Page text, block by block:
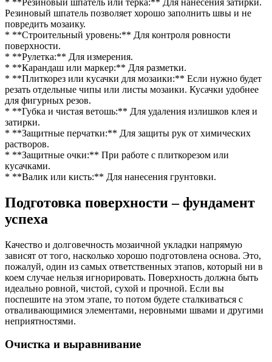
Резиновый шпатель позволяет хорошо заполнить швы и не
повредить мозаику.
* **Строительный уровень:** Для контроля ровности
поверхности.
* **Рулетка:** Для измерения.
* **Карандаш или маркер:** Для разметки.
* **Плиткорез или кусачки для мозаики:** Если нужно будет
резать отдельные чипы или листы мозаики. Кусачки удобнее
для фигурных резов.
* **Губка и чистая ветошь:** Для удаления излишков клея и
затирки.
* **Защитные перчатки:** Для защиты рук от химических
растворов.
* **Защитные очки:** При работе с плиткорезом или
кусачками.
* **Валик или кисть:** Для нанесения грунтовки.
Подготовка поверхности – фундамент
успеха
Качество и долговечность мозаичной укладки напрямую
зависят от того, насколько хорошо подготовлена основа. Это,
пожалуй, один из самых ответственных этапов, который ни в
коем случае нельзя игнорировать. Поверхность должна быть
идеально ровной, чистой, сухой и прочной. Если вы
поспешите на этом этапе, то потом будете сталкиваться с
отваливающимися элементами, неровными швами и другими
неприятностями.
Очистка и выравнивание